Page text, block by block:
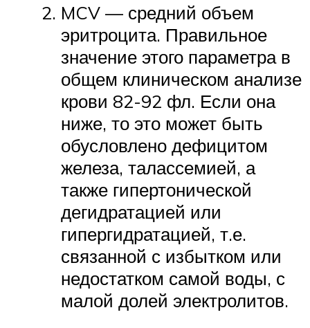
MCV — средний объем
эритроцита. Правильное
значение этого параметра в
общем клиническом анализе
крови 82-92 фл. Если она
ниже, то это может быть
обусловлено дефицитом
железа, талассемией, а
также гипертонической
дегидратацией или
гипергидратацией, т.е.
связанной с избытком или
недостатком самой воды, с
малой долей электролитов.